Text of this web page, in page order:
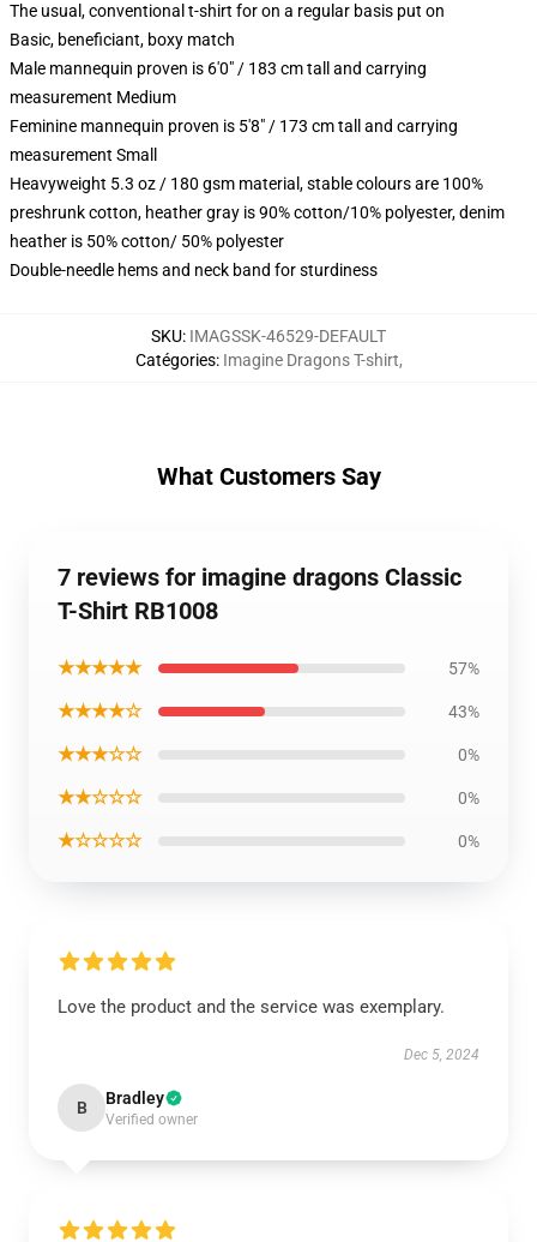
The usual, conventional t-shirt for on a regular basis put on
Basic, beneficiant, boxy match
Male mannequin proven is 6'0" / 183 cm tall and carrying
measurement Medium
Feminine mannequin proven is 5'8" / 173 cm tall and carrying
measurement Small
Heavyweight 5.3 oz / 180 gsm material, stable colours are 100%
preshrunk cotton, heather gray is 90% cotton/10% polyester, denim
heather is 50% cotton/ 50% polyester
Double-needle hems and neck band for sturdiness
SKU: IMAGSSK-46529-DEFAULT
Catégories: Imagine Dragons T-shirt,
What Customers Say
7 reviews for imagine dragons Classic
T-Shirt RB1008
★★★★★ 57%
★★★★☆ 43%
★★★☆☆ 0%
★★☆☆☆ 0%
★☆☆☆☆ 0%
Love the product and the service was exemplary.
Dec 5, 2024
B Bradley
Verified owner